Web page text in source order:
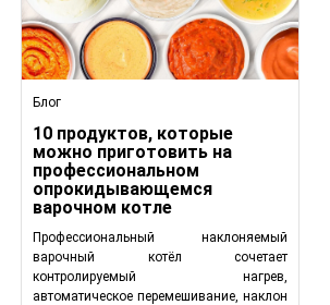
Блог
10 продуктов, которые
можно приготовить на
профессиональном
опрокидывающемся
варочном котле
Профессиональный наклоняемый
варочный котёл сочетает
контролируемый нагрев,
автоматическое перемешивание, наклон